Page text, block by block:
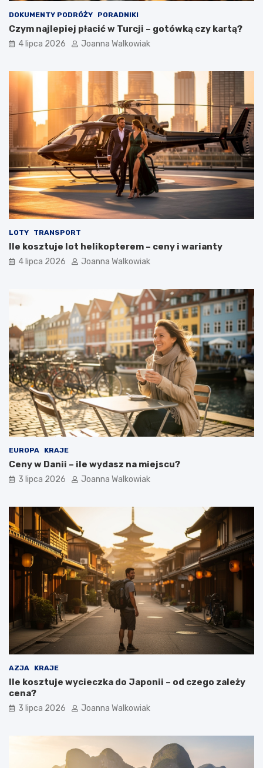
DOKUMENTY PODRÓŻY PORADNIKI
Czym najlepiej płacić w Turcji – gotówką czy kartą?
4 lipca 2026 Joanna Walkowiak
LOTY TRANSPORT
Ile kosztuje lot helikopterem – ceny i warianty
4 lipca 2026 Joanna Walkowiak
EUROPA KRAJE
Ceny w Danii – ile wydasz na miejscu?
3 lipca 2026 Joanna Walkowiak
AZJA KRAJE
Ile kosztuje wycieczka do Japonii – od czego zależy
cena?
3 lipca 2026 Joanna Walkowiak